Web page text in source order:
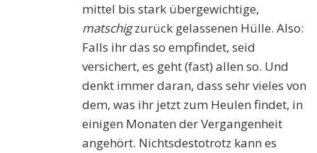
mittel bis stark übergewichtige,
matschigzurück gelassenen Hülle. Also:
Falls ihr das so empfindet, seid
versichert, es geht (fast) allen so. Und
denkt immer daran, dass sehr vieles von
dem, was ihr jetzt zum Heulen findet, in
einigen Monaten der Vergangenheit
angehört. Nichtsdestotrotz kann es